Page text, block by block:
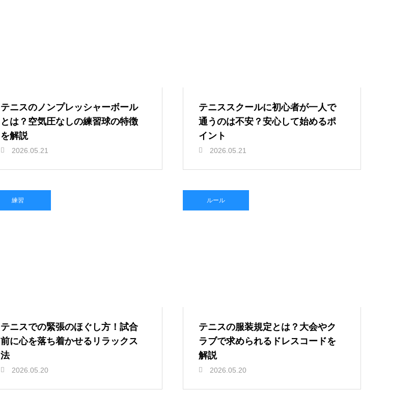
テニスのノンプレッシャーボール
とは？空気圧なしの練習球の特徴
を解説
2026.05.21
テニススクールに初心者が一人で
通うのは不安？安心して始めるポ
イント
2026.05.21
練習
テニスでの緊張のほぐし方！試合
前に心を落ち着かせるリラックス
法
2026.05.20
ルール
テニスの服装規定とは？大会やク
ラブで求められるドレスコードを
解説
2026.05.20